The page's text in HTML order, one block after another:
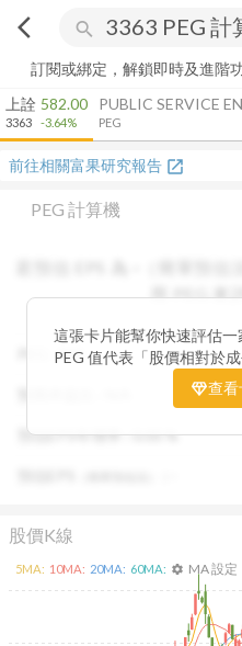
arrow_back_ios search
訂閱或綁定，解鎖即時及進階
上詮
3363
582.00
-3.64%
PUBLIC SERVICE
PEG
前往相關富果研究報告 open_in_new
PEG 計算機
用 PEG 來
PEG :N/A
預估EPS年增率 :0.00%
這張卡片能幫你快速評估一
PEG 值代表「股價相對於
低，通常表示股票價格尚
潛力，具備投資吸引力。
查看
股價K線
5MA: 10MA: 20MA: 60MA: settings MA 設定